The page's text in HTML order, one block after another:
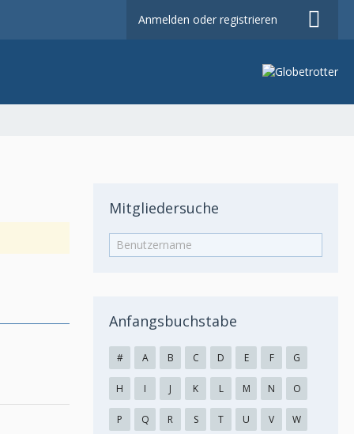
Anmelden oder registrieren
Mitgliedersuche
Anfangsbuchstabe
# A B C D E F G
H I J K L M N O
P Q R S T U V W